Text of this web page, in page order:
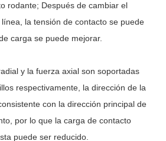
rodante; Después de cambiar el
la tensión de contacto se puede
carga se puede mejorar.
y la fuerza axial son soportadas
respectivamente, la dirección de la
con la dirección principal de
por lo que la carga de contacto
puede ser reducido.